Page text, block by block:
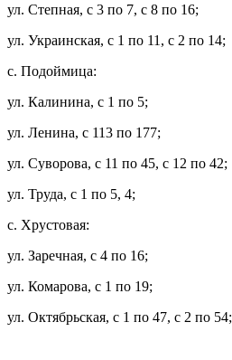
ул. Степная, с 3 по 7, с 8 по 16;
ул. Украинская, с 1 по 11, с 2 по 14;
с. Подоймица:
ул. Калинина, с 1 по 5;
ул. Ленина, с 113 по 177;
ул. Суворова, с 11 по 45, с 12 по 42;
ул. Труда, с 1 по 5, 4;
с. Хрустовая:
ул. Заречная, с 4 по 16;
ул. Комарова, с 1 по 19;
ул. Октябрьская, с 1 по 47, с 2 по 54;